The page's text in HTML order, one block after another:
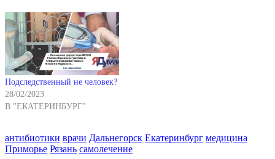
Подследственный не человек?
28/02/2023
В "ЕКАТЕРИНБУРГ"
антибиотики врачи Дальнегорск Екатеринбург медицина
Приморье Рязань самолечение